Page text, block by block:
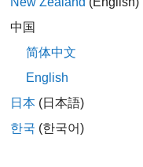
게이션 및 위치 추적 시
中国
简体中文
English
日本 (日本語)
한국 (한국어)